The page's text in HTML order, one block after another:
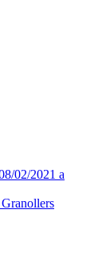
02/2021 a